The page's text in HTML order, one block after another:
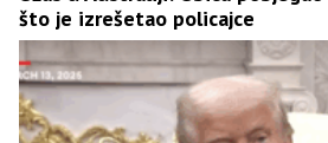
što je izrešetao policajce